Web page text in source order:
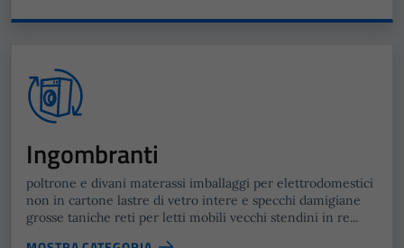
Ingombranti
poltrone e divani materassi imballaggi per elettrodomestici
non in cartone lastre di vetro intere e specchi damigiane
grosse taniche reti per letti mobili vecchi stendini in re...